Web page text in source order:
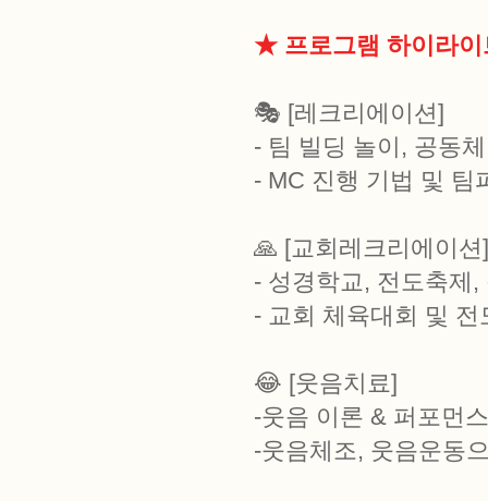
★ 프로그램 하이라이
🎭 [레크리에이션]
- 팀 빌딩 놀이, 공동
- MC 진행 기법 및 팀
🙏 [교회레크리에이션]
- 성경학교, 전도축제
- 교회 체육대회 및 전
😂 [웃음치료]
-웃음 이론 & 퍼포먼
-웃음체조, 웃음운동